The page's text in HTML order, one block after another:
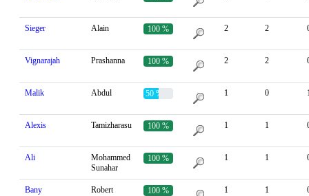
Sieger Alain 100 % 2 2
Vignarajah Prashanna 100 % 2 2
Malik Abdul 50 % 1 0
Alexis Tamizharasu 100 % 1 1
Ali
Mohammed
Sunahar
100 % 1 1
Bany Robert 100 % 1 1